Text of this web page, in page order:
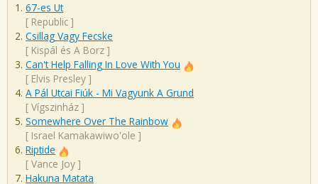
67-es Ut
[ Republic ]
Csillag Vagy Fecske
[ Kispál és A Borz ]
Can't Help Falling In Love With You
[ Elvis Presley ]
A Pál Utcai Fiúk - Mi Vagyunk A Grund
[ Vígszinház ]
Somewhere Over The Rainbow
[ Israel Kamakawiwo'ole ]
Riptide
[ Vance Joy ]
Hakuna Matata